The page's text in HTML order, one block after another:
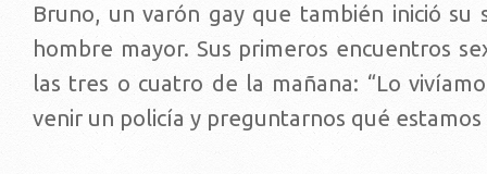
Bruno, un varón gay que también inició su
hombre mayor. Sus primeros encuentros
las tres o cuatro de la mañana: “Lo
venir un policía y preguntarnos qué estamos